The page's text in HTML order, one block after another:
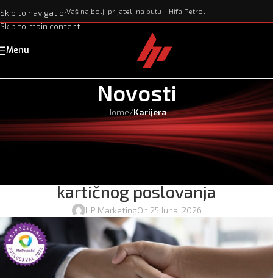
Skip to navigation
Skip to main content
Vaš najbolji prijatelj na putu - Hifa Petrol
Menu
Novosti
Home/Karijera
KARIJERA
Oglas za prijem u radni odnos na
radno mjesto: Referent u odjelu
kartičnog poslovanja
HP MarketingOn 25 Juna, 2026